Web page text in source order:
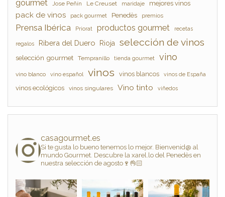
gourmet Jose Peñín Le Creuset maridaje mejores vinos
pack de vinos pack gourmet Penedès premios
Prensa Ibérica Priorat productos gourmet recetas
regalos Ribera del Duero Rioja selección de vinos
selección gourmet Tempranillo tienda gourmet vino
vino blanco vino español vinos vinos blancos vinos de España
vinos ecológicos vinos singulares Vino tinto viñedos
casagourmet.es
Si te gusta lo bueno tenemos lo mejor. Bienvenid@ al
mundo Gourmet. Descubre la xarel.lo del Penedès en
nuestra selección de agosto🍷👌🏻